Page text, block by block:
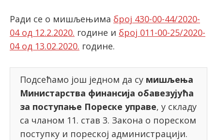
Ради се о мишљењима број 430-00-44/2020-
04 од 12.2.2020. године и број 011-00-25/2020-
04 од 13.02.2020. године.
Подсећамо још једном да су мишљења
Министарства финансија обавезујућа
за поступање Пореске управе, у складу
са чланом 11. став 3. Закона о пореском
поступку и пореској администрацији.